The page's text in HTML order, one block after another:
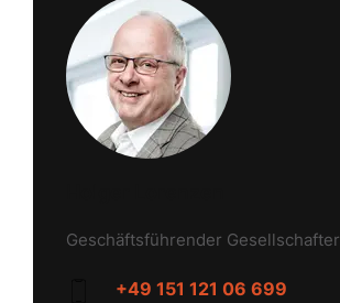
Geschäftsführender Gesellschafter
+49 151 121 06 699